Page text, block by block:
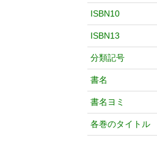
ISBN10
ISBN13
分類記号
書名
書名ヨミ
各巻のタイトル